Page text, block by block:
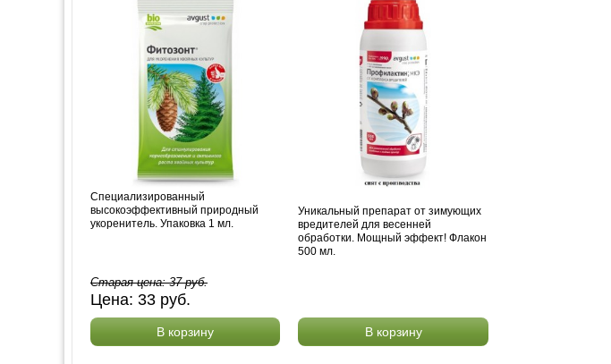
Специализированный
высокоэффективный природный
укоренитель. Упаковка 1 мл.
Старая цена:37руб.
Цена: 33 руб.
В корзину
Уникальный препарат от зимующих
вредителей для весенней
обработки. Мощный эффект! Флакон
500 мл.
В корзину